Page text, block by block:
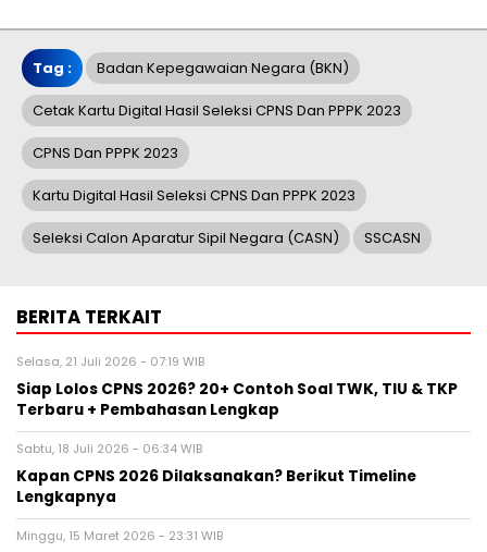
Tag : Badan Kepegawaian Negara (BKN)
Cetak Kartu Digital Hasil Seleksi CPNS Dan PPPK 2023
CPNS Dan PPPK 2023
Kartu Digital Hasil Seleksi CPNS Dan PPPK 2023
Seleksi Calon Aparatur Sipil Negara (CASN) SSCASN
BERITA TERKAIT
Selasa, 21 Juli 2026 - 07:19 WIB
Siap Lolos CPNS 2026? 20+ Contoh Soal TWK, TIU & TKP
Terbaru + Pembahasan Lengkap
Sabtu, 18 Juli 2026 - 06:34 WIB
Kapan CPNS 2026 Dilaksanakan? Berikut Timeline
Lengkapnya
Minggu, 15 Maret 2026 - 23:31 WIB